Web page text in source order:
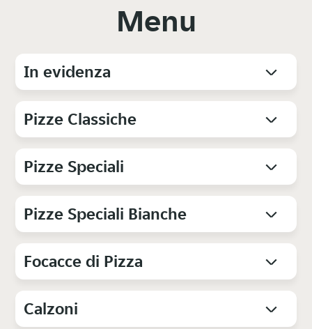
Menu
In evidenza
Pizze Classiche
Pizze Speciali
Pizze Speciali Bianche
Focacce di Pizza
Calzoni